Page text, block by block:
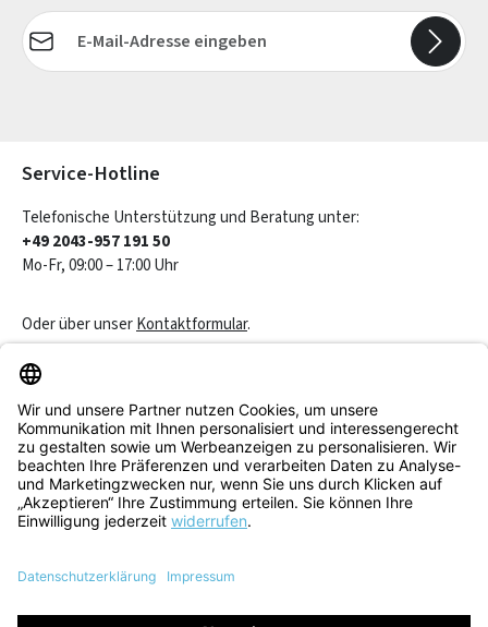
E-Mail-Adresse*
Service-Hotline
Telefonische Unterstützung und Beratung unter:
+49 2043-957 191 50
Mo-Fr, 09:00 – 17:00 Uhr
Oder über unserKontaktformular.
Service & Beratung
Informationen